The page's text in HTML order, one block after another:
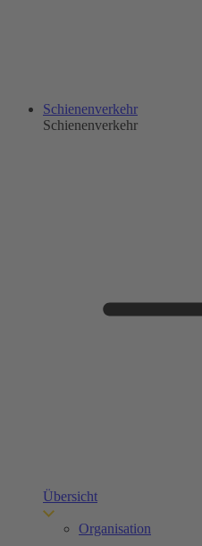
Schienenverkehr
Schienenverkehr
Übersicht
Organisation